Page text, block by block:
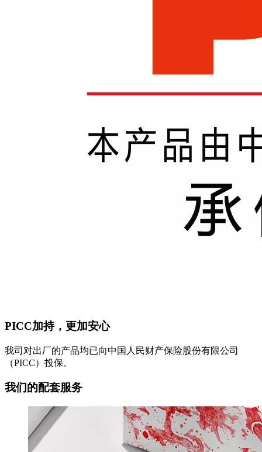
PICC加持，更加安心
我司对出厂的产品均已向中国人民财产保险股份有限公司
（PICC）投保。
我们的配套服务